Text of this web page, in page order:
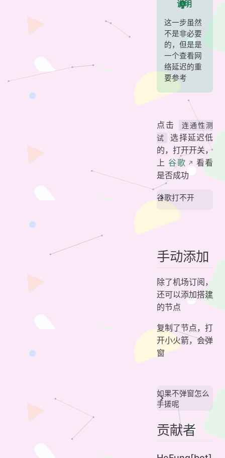
说明
这一步虽然
不是非必要
的，但是是
一个查看网
络延迟的重
要参考
点击
连通性测
试
选择延迟低
的，打开开关，
上谷歌
看看
是否成功
谷歌打不开
手动添加
除了机场订阅，
还可以添加搭建
的节点
复制了节点，打
开小火箭，会弹
窗
如果不弹窗怎么
手搓呢
贡献者